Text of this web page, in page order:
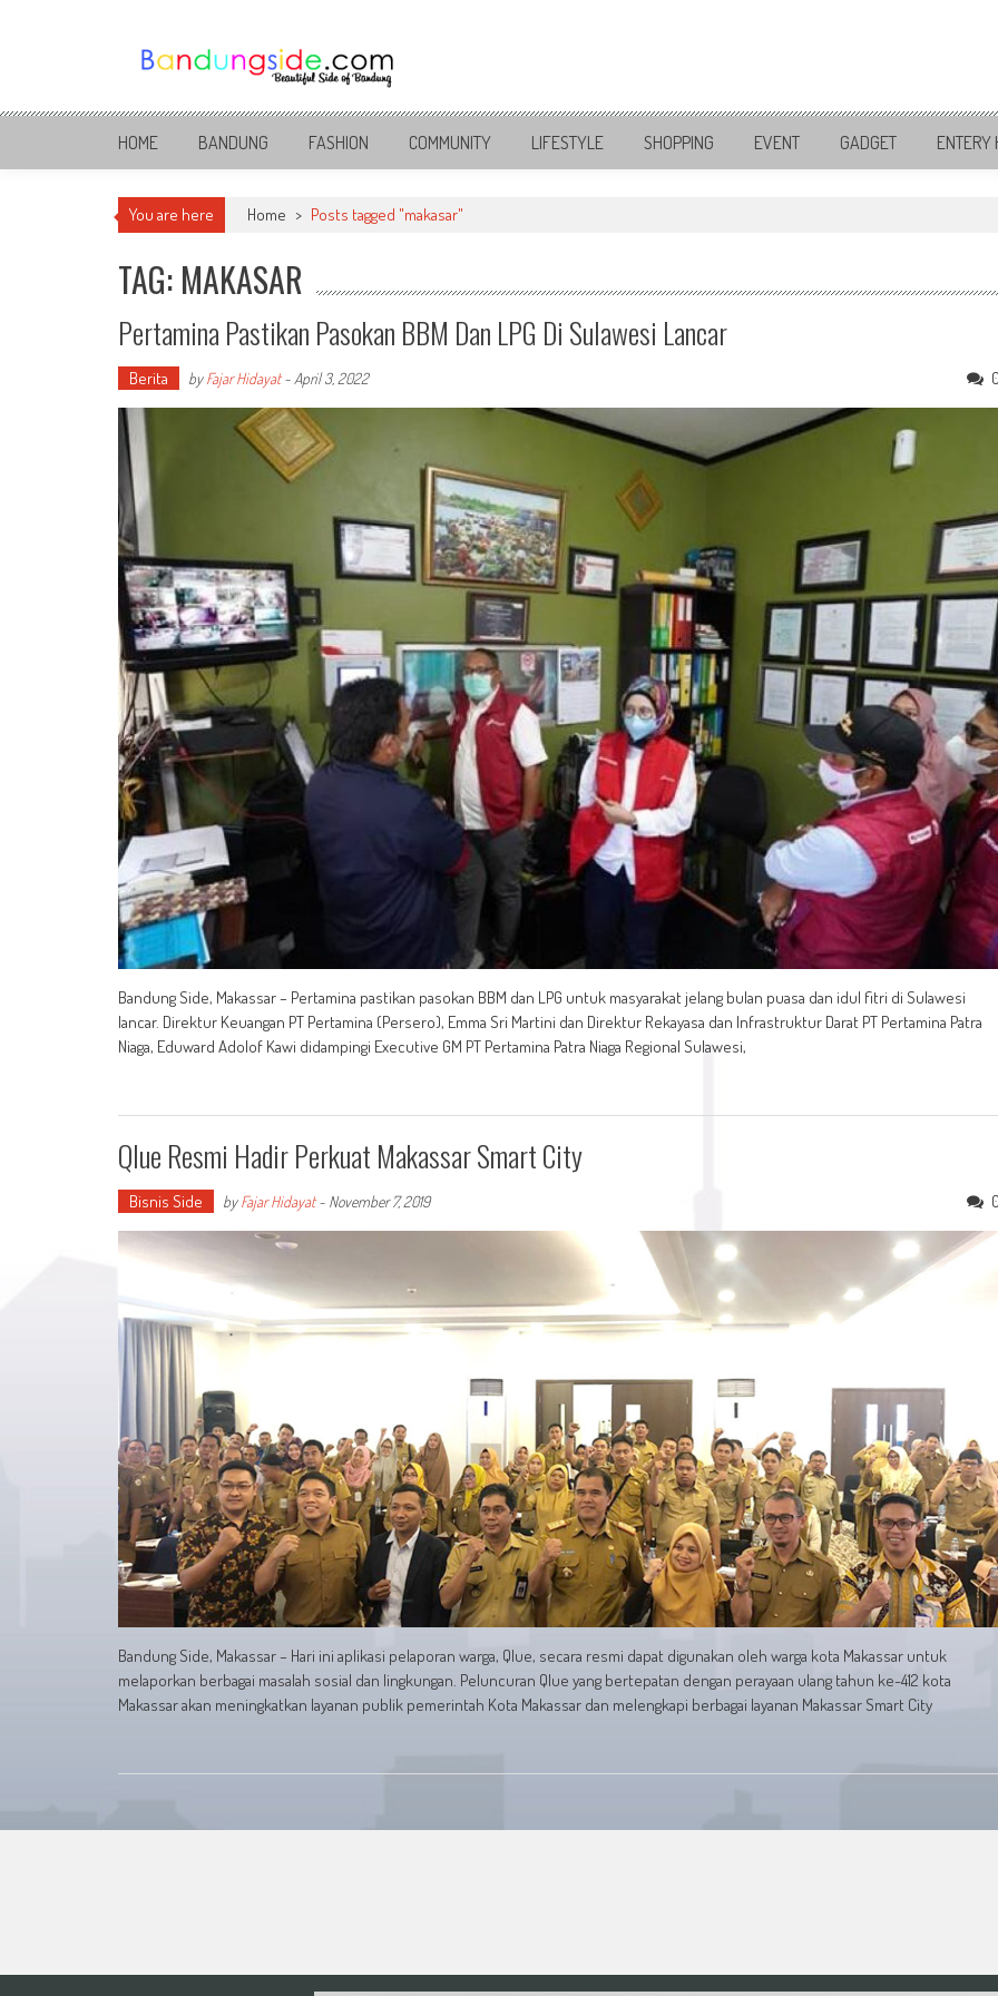
Bandung Side
Sisi Cantik Bandung
HOME BANDUNG FASHION COMMUNITY LIFESTYLE SHOPPING EVENT GADGET ENTERY
You are here Home > Posts tagged "makasar"
TAG: MAKASAR
Pertamina Pastikan Pasokan BBM Dan LPG Di Sulawesi Lancar
Berita byFajar Hidayat- April 3, 2022
Bandung Side, Makassar – Pertamina pastikan pasokan BBM dan LPG untuk masyarakat jelang bulan puasa dan idul fitri di Sulawesi
lancar. Direktur Keuangan PT Pertamina (Persero), Emma Sri Martini dan Direktur Rekayasa dan Infrastruktur Darat PT Pertamina Patra
Niaga, Eduward Adolof Kawi didampingi Executive GM PT Pertamina Patra Niaga Regional Sulawesi,
Qlue Resmi Hadir Perkuat Makassar Smart City
Bisnis Side byFajar Hidayat- November 7, 2019
Bandung Side, Makassar – Hari ini aplikasi pelaporan warga, Qlue, secara resmi dapat digunakan oleh warga kota Makassar untuk
melaporkan berbagai masalah sosial dan lingkungan. Peluncuran Qlue yang bertepatan dengan perayaan ulang tahun ke-412 kota
Makassar akan meningkatkan layanan publik pemerintah Kota Makassar dan melengkapi berbagai layanan Makassar Smart City